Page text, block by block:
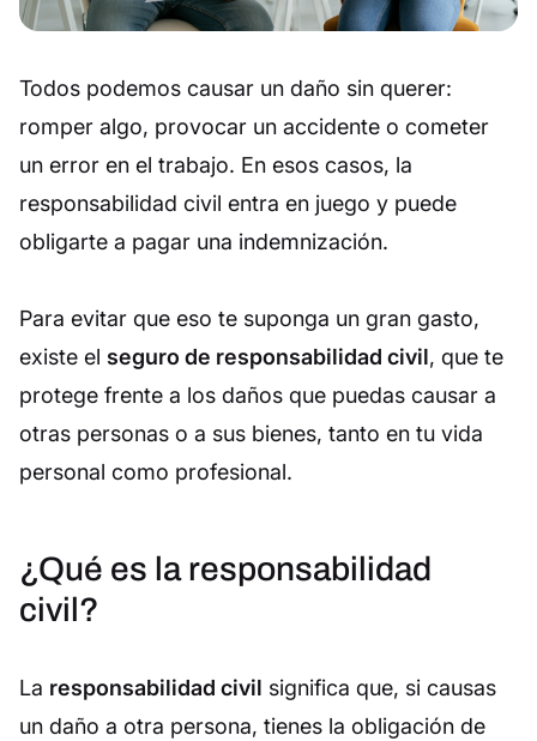
Todos podemos causar un daño sin querer:
romper algo, provocar un accidente o cometer
un error en el trabajo. En esos casos, la
responsabilidad civil entra en juego y puede
obligarte a pagar una indemnización.
Para evitar que eso te suponga un gran gasto,
existe el seguro de responsabilidad civil, que te
protege frente a los daños que puedas causar a
otras personas o a sus bienes, tanto en tu vida
personal como profesional.
¿Qué es la responsabilidad
civil?
La responsabilidad civil significa que, si causas
un daño a otra persona, tienes la obligación de